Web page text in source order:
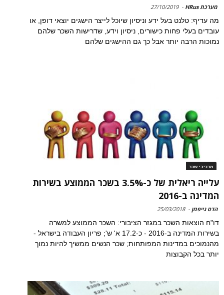
מערכת HRus -
27/10/2019
מה עדיף: טלנט בעל ידע וניסיון שיוכל לייצר הישגים יוצאי דופן, או
עובדים בעלי פחות כישורים, ניסיון וידע, שדרישות השכר שלהם
נמוכות הרבה יותר אבל כך גם ההישגים שלהם
מרכיבי שכר
עלייה ריאלית של כ-3.5% בשכר הממוצע בשירות
המדינה ב-2016
הדס גייפמן -
25/03/2018
דו"ח הוצאות השכר במגזר הציבורי: השכר הממוצע למשרה
בשירות המדינה ב-2016 - כ-17.2 א' ש'; פריון העבודה בישראל -
מהנמוכים במדינות המפותחות; שכר הנשים ממשיך להיות נמוך
יותר בכל הקבוצות